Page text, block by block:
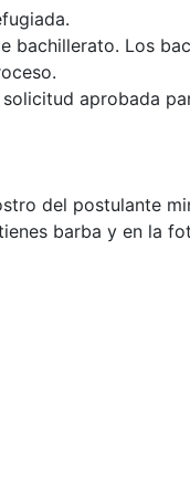
bachillerato. Los
aprobada
del postulante
barba y en la